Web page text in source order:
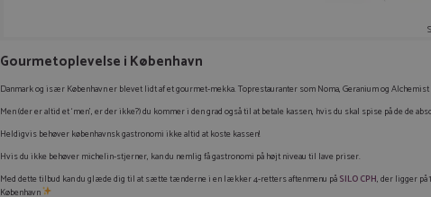
Gourmetoplevelse i København
Danmark og især København er blevet lidt af et gourmet-mekka. Toprestauranter som Noma, Geranium og
Men (der er altid et ‘men’, er der ikke?) du kommer i den grad også til at betale kassen, hvis du skal spise på de
Heldigvis behøver københavnsk gastronomi ikke altid at koste kassen!
Hvis du ikke behøver michelin-stjerner, kan du nemlig få gastronomi på højt niveau til lave priser.
Med dette tilbud kan du glæde dig til at sætte tænderne i en lækker 4-retters aftenmenu påSILO CPH, der ligger på
København